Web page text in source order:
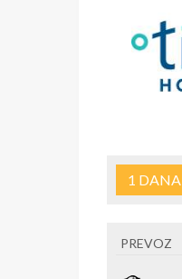
1 DANA
PREVOZ